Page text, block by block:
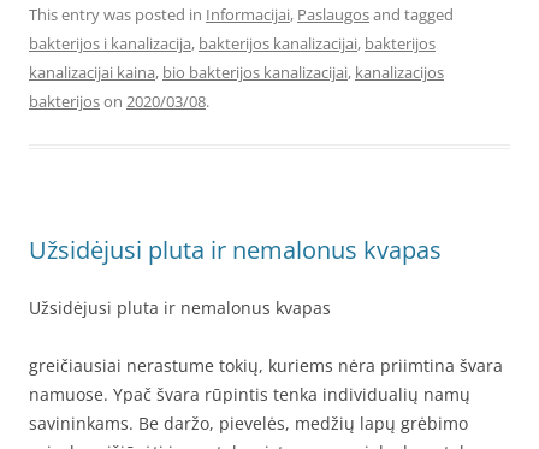
This entry was posted in Informacijai, Paslaugosand tagged
bakterijos i kanalizacija, bakterijos kanalizacijai, bakterijos
kanalizacijai kaina, bio bakterijos kanalizacijai, kanalizacijos
bakterijoson 2020/03/08.
Užsidėjusi pluta ir nemalonus kvapas
Užsidėjusi pluta ir nemalonus kvapas
greičiausiai nerastume tokių, kuriems nėra priimtina švara
namuose. Ypač švara rūpintis tenka individualių namų
savininkams. Be daržo, pievelės, medžių lapų grėbimo